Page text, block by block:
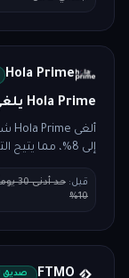
Hola Prime
Hola Prime يلغي الحد الزمني للمرحلة الأولى
إلى 8%، مما يتيح التأهل بالإيقاع الشخصي.
قبل:
حد
10%
FTMO صديق